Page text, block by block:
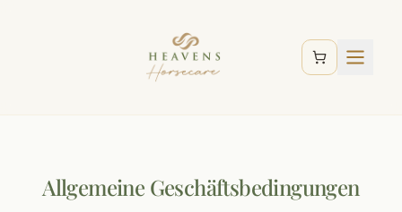
Allgemeine Geschäftsbedingungen